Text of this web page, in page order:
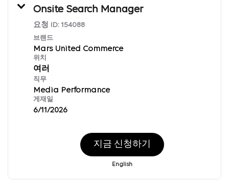
Onsite Search Manager
요청 ID: 154088
브랜드
Mars United Commerce
위치
여러
직무
Media Performance
게재일
6/11/2026
지금 신청하기
English